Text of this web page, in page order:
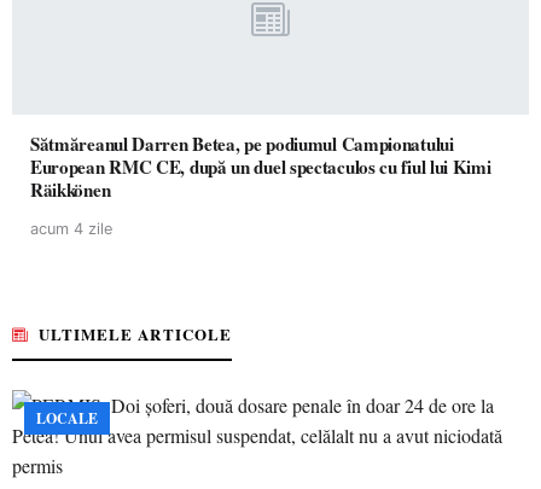
Sătmăreanul Darren Betea, pe podiumul Campionatului
European RMC CE, după un duel spectaculos cu fiul lui Kimi
Räikkönen
acum 4 zile
ULTIMELE ARTICOLE
LOCALE